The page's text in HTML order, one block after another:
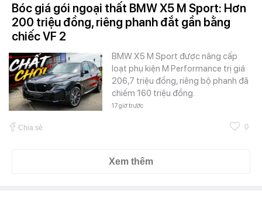
Bóc giá gói ngoại thất BMW X5 M Sport: Hơn
200 triệu đồng, riêng phanh đắt gần bằng
chiếc VF 2
BMW X5 M Sport được nâng cấp
loạt phụ kiện M Performance trị giá
206,7 triệu đồng, riêng bộ phanh đã
chiếm 160 triệu đồng.
17 giờ trước
Chia sẻ 0
Xem thêm